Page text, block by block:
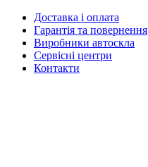
Доставка і оплата
Гарантія та повернення
Виробники автоскла
Сервісні центри
Контакти